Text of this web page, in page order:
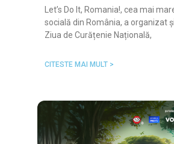
Let’s Do It, Romania!, cea mai
socială din România, a organizat
Ziua de Curățenie Națională,
CITESTE MAI MULT >